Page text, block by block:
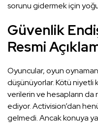
sorunu gidermek için
Güvenlik
Resmi
Oyuncular, oyun
düşünüyorlar. Kötü niyetli
verilerin ve hesapların
ediyor. Activision’dan
gelmedi. Ancak konuya